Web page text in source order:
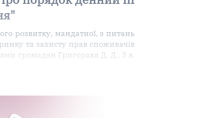
розвитку, мандатної, з питань
та захисту прав споживачів
громадян Григорака Д. Д., 3 в.